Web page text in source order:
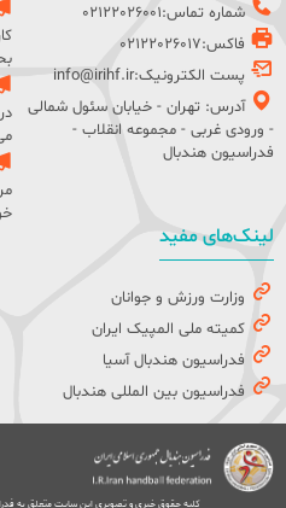
شماره تماس:02122026001
فاکس:02122026017
پست الکترونیک:info@irihf.ir
آدرس: تهران - خیابان سئول شمالی
- ورودی غربی - مجموعه انقلاب -
فدراسیون هندبال
لینک‌های مفید
وزارت ورزش و جوانان
کمیته ملی المپیک ایران
فدراسیون هندبال آسیا
فدراسیون بین المللی هندبال
کلیه حقوق خبری و تصویری این سایت متعلق به